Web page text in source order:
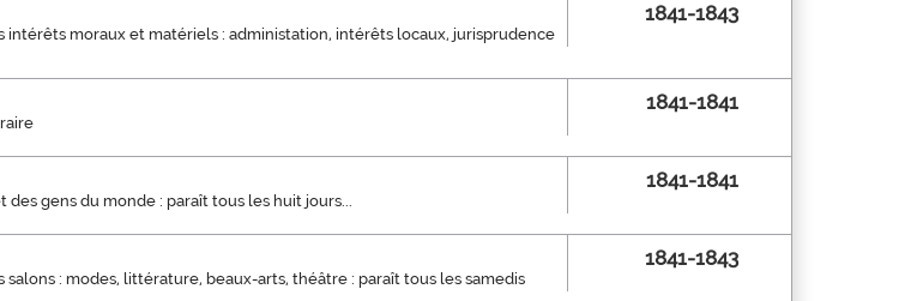
intérêts moraux et matériels : administation, intérêts locaux, jurisprudence
1841-1843
1841-1841
des gens du monde : paraît tous les huit jours...
1841-1841
salons : modes, littérature, beaux-arts, théâtre : paraît tous les samedis
1841-1843